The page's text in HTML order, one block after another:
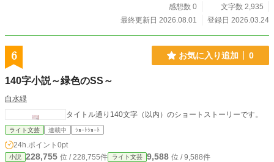
うという、壮大さと軽さのギャップが凄まじいです。「ただ
の作文を冒険と言い張る」という開き直り感が、逆に清々し
に残りやすいという点では、ネーミングとして優秀です。
【Kindle 電子書籍版、ペーパーバック版】 おでッセイ：お題
２（お題81〜160） トリおでッセイ：お題でエッセイ３（お
感想数 0
文字数 2,935
最終更新日 2026.08.01
登録日 2026.03.24
6 お気に入り追加 0
140字小説～緑色のSS～
白水緑
タイトル通り140文字（以内）のショートストーリーです。
ライト文芸 連載中 ｼｮｰﾄｼｮｰﾄ
24h.ポイント 0pt
小説 228,755 位 / 228,755件 ライト文芸 9,588 位 / 9,588件